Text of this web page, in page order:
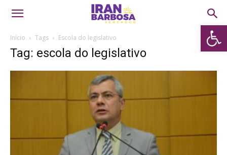
Abrir
Início Tags Escola do legislativo
Tag: escola do legislativo